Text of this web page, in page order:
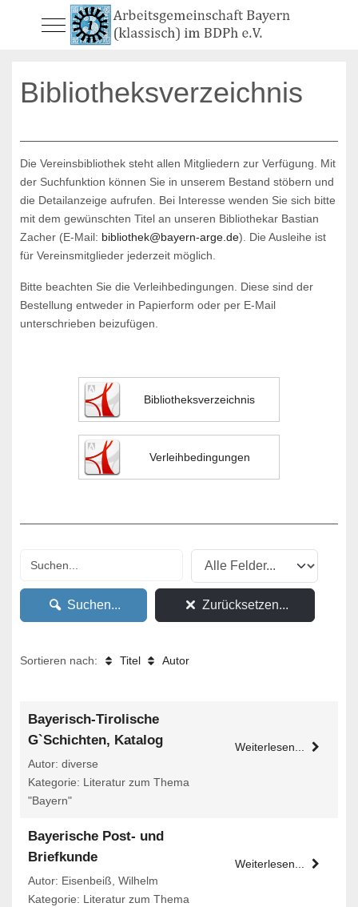
Mobile Menu Toggle
Bibliotheksverzeichnis
Die Vereinsbibliothek steht allen Mitgliedern zur Verfügung. Mit
der Suchfunktion können Sie in unserem Bestand stöbern und
die Detailanzeige aufrufen. Bei Interesse wenden Sie sich bitte
mit dem gewünschten Titel an unseren Bibliothekar Bastian
Zacher (E-Mail: bibliothek@bayern-arge.de). Die Ausleihe ist
für Vereinsmitglieder jederzeit möglich.
Bitte beachten Sie die Verleihbedingungen. Diese sind der
Bestellung entweder in Papierform oder per E-Mail
unterschrieben beizufügen.
Bibliotheksverzeichnis
Verleihbedingungen
Suchen... Zurücksetzen...
Sortieren nach: Titel Autor
Bayerisch-Tirolische
G`Schichten, Katalog
Autor: diverse
Kategorie: Literatur zum Thema
"Bayern"
Weiterlesen...
Bayerische Post- und
Briefkunde
Autor: Eisenbeiß, Wilhelm
Kategorie: Literatur zum Thema
Weiterlesen...